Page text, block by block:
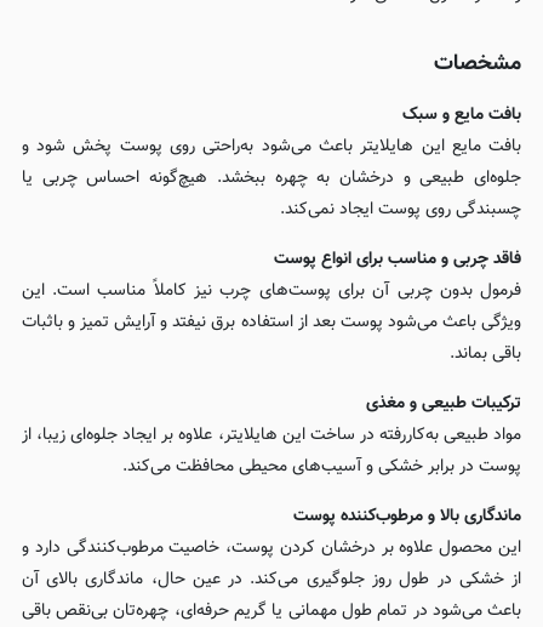
مشخصات
بافت مایع و سبک
بافت مایع این هایلایتر باعث می‌شود به‌راحتی روی پوست پخش شود و
جلوه‌ای طبیعی و درخشان به چهره ببخشد. هیچ‌گونه احساس چربی یا
چسبندگی روی پوست ایجاد نمی‌کند.
فاقد چربی و مناسب برای انواع پوست
فرمول بدون چربی آن برای پوست‌های چرب نیز کاملاً مناسب است. این
ویژگی باعث می‌شود پوست بعد از استفاده برق نیفتد و آرایش تمیز و باثبات
باقی بماند.
ترکیبات طبیعی و مغذی
مواد طبیعی به‌کاررفته در ساخت این هایلایتر، علاوه بر ایجاد جلوه‌ای زیبا، از
پوست در برابر خشکی و آسیب‌های محیطی محافظت می‌کند.
ماندگاری بالا و مرطوب‌کننده پوست
این محصول علاوه بر درخشان کردن پوست، خاصیت مرطوب‌کنندگی دارد و
از خشکی در طول روز جلوگیری می‌کند. در عین حال، ماندگاری بالای آن
باعث می‌شود در تمام طول مهمانی یا گریم حرفه‌ای، چهره‌تان بی‌نقص باقی